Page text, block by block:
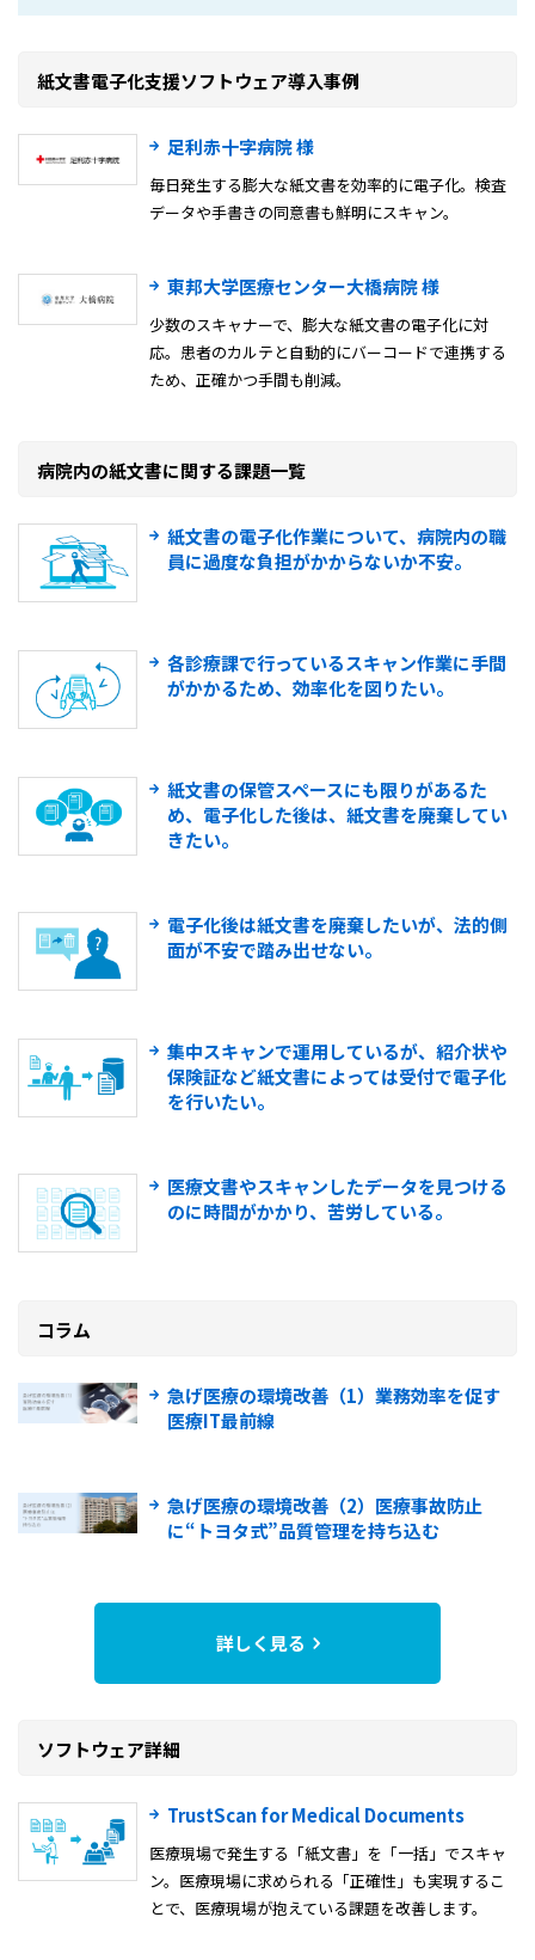
紙文書電子化支援ソフトウェア導入事例
足利赤十字病院 様
毎日発生する膨大な紙文書を効率的に電子化。検査
データや手書きの同意書も鮮明にスキャン。
東邦大学医療センター大橋病院 様
少数のスキャナーで、膨大な紙文書の電子化に対
応。患者のカルテと自動的にバーコードで連携する
ため、正確かつ手間も削減。
病院内の紙文書に関する課題一覧
紙文書の電子化作業について、病院内の職
員に過度な負担がかからないか不安。
各診療課で行っているスキャン作業に手間
がかかるため、効率化を図りたい。
紙文書の保管スペースにも限りがあるた
め、電子化した後は、紙文書を廃棄してい
きたい。
電子化後は紙文書を廃棄したいが、法的側
面が不安で踏み出せない。
集中スキャンで運用しているが、紹介状や
保険証など紙文書によっては受付で電子化
を行いたい。
医療文書やスキャンしたデータを見つける
のに時間がかかり、苦労している。
コラム
急げ医療の環境改善（1）業務効率を促す
医療IT最前線
急げ医療の環境改善（2）医療事故防止
に“トヨタ式”品質管理を持ち込む
詳しく見る
ソフトウェア詳細
TrustScan for Medical Documents
医療現場で発生する「紙文書」を「一括」でスキャ
ン。医療現場に求められる「正確性」も実現するこ
とで、医療現場が抱えている課題を改善します。